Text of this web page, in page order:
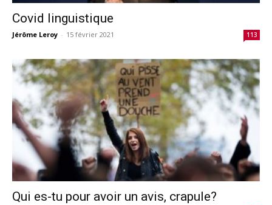
Covid linguistique
Jérôme Leroy - 15 février 2021 113
Qui es-tu pour avoir un avis, crapule?